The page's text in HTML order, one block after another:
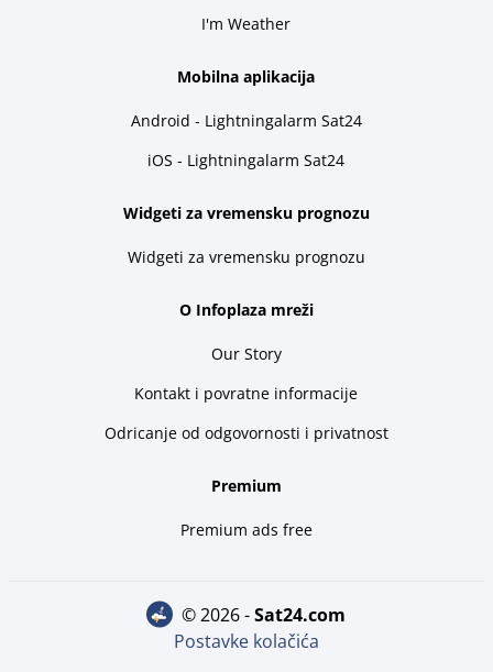
I'm Weather
Mobilna aplikacija
Android - Lightningalarm Sat24
iOS - Lightningalarm Sat24
Widgeti za vremensku prognozu
Widgeti za vremensku prognozu
O Infoplaza mreži
Our Story
Kontakt i povratne informacije
Odricanje od odgovornosti i privatnost
Premium
Premium ads free
© 2026 - sat24.com
Postavke kolačića